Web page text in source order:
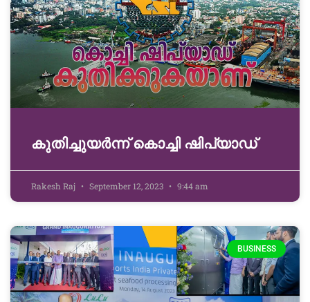
കുതിച്ചുയർന്ന് കൊച്ചി ഷിപ്‌യാഡ്
Rakesh Raj September 12, 2023 9:44 am
BUSINESS